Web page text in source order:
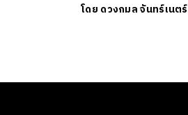
โดย ดวงกมล จันทร์เนตร์